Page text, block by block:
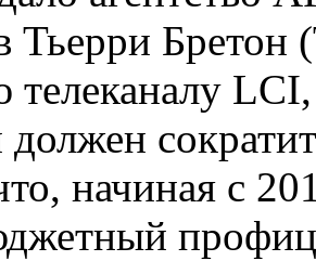
Тьерри Бретон
телеканалу
начиная с